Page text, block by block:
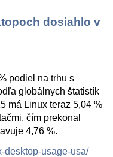
dosiahlo v
podiel na trhu s
globálnych štatistík
má Linux teraz 5,04 %
čím prekonal
4,76 %.
desktop-usage-usa/